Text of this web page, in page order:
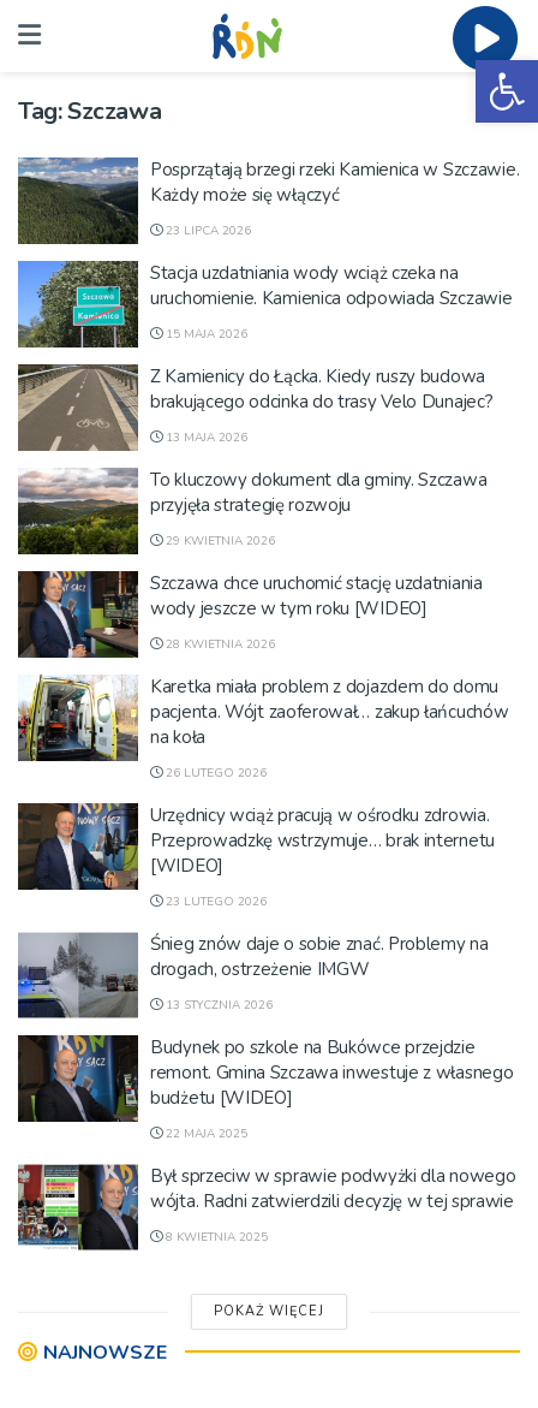
Tag:Szczawa
Posprzątają brzegi rzeki Kamienica w Szczawie.
Każdy może się włączyć
23 LIPCA 2026
Stacja uzdatniania wody wciąż czeka na
uruchomienie. Kamienica odpowiada Szczawie
15 MAJA 2026
Z Kamienicy do Łącka. Kiedy ruszy budowa
brakującego odcinka do trasy Velo Dunajec?
13 MAJA 2026
To kluczowy dokument dla gminy. Szczawa
przyjęła strategię rozwoju
29 KWIETNIA 2026
Szczawa chce uruchomić stację uzdatniania
wody jeszcze w tym roku [WIDEO]
28 KWIETNIA 2026
Karetka miała problem z dojazdem do domu
pacjenta. Wójt zaoferował… zakup łańcuchów
na koła
26 LUTEGO 2026
Urzędnicy wciąż pracują w ośrodku zdrowia.
Przeprowadzkę wstrzymuje… brak internetu
[WIDEO]
23 LUTEGO 2026
Śnieg znów daje o sobie znać. Problemy na
drogach, ostrzeżenie IMGW
13 STYCZNIA 2026
Budynek po szkole na Bukówce przejdzie
remont. Gmina Szczawa inwestuje z własnego
budżetu [WIDEO]
22 MAJA 2025
Był sprzeciw w sprawie podwyżki dla nowego
wójta. Radni zatwierdzili decyzję w tej sprawie
8 KWIETNIA 2025
POKAŻ WIĘCEJ
NAJNOWSZE